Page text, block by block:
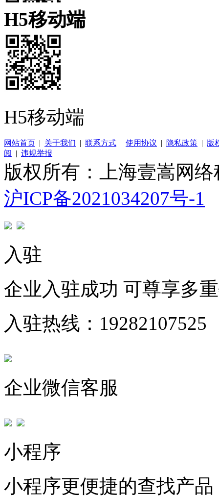
H5移动端
H5移动端
网站首页 | 关于我们 | 联系方式 | 使用协议 | 隐私政策 | 版
阅
| 违规举报
版权所有：上海壹嵩网
沪ICP备2021034207号-1
入驻
企业入驻成功 可尊享多
入驻热线：19282107525
企业微信客服
小程序
小程序更便捷的查找产品